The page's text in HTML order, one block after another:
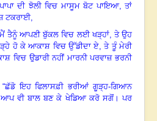
ਦੀ ਝੋਲੀ ਵਿਚ ਮਾਸੂਮ ਬੋਟ ਪਾਇਆ,ਤਾਂ
ਟਕਰਾਈ,
ਮੈਂ ਤੈਨੂੰ ਆਪਣੀ ਬੁੱਕਲ ਵਿਚ ਲਈ ਖੜ੍ਹਾਂ, ਤੇ ਉਹ
ਹੋ ਕੇ ਆਕਾਸ਼ ਵਿਚ ਉੱਡੀਦਾ ਏ,ਤੇ ਤੂੰ ਮੇਰੀ
ਵਿਚ ਉਡਾਰੀ ਨਹੀਂ ਮਾਰਨੀ ਪਰਵਾਜ਼ ਭਰਨੀ
ਛੱਡੋ ਇਹ ਫਿਲਾਸਫ਼ੀ ਭਰੀਆਂ ਗੂੜ੍ਹ-ਗਿਆਨ
ਵੀ ਬਾਲ ਬਣ ਕੇ ਖੇਡਿਆ ਕਰੋ ਸਗੋਂ।ਪਰ